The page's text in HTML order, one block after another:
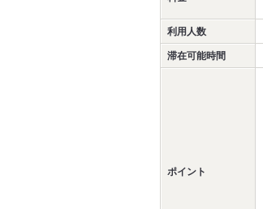
利用人数
滞在可能時間
ポイント